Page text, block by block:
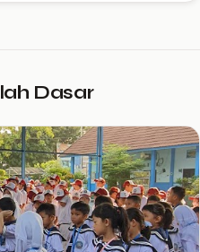
Dasar